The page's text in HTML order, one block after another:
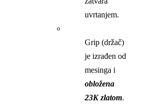
uvrtanjem.
Grip (držač)
je izrađen od
mesinga i
obložena
23K zlatom.